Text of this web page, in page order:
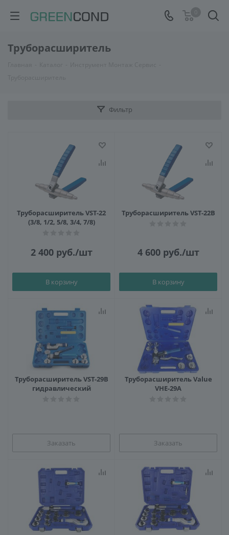
Труборасширитель
Фильтр
Труборасширитель VST-22
(3/8, 1/2, 5/8, 3/4, 7/8)
2 400руб./шт
В корзину
Труборасширитель VST-22B
4 600руб./шт
В корзину
Труборасширитель VST-29B
гидравлический
Заказать
Труборасширитель Value
VHE-29A
Заказать